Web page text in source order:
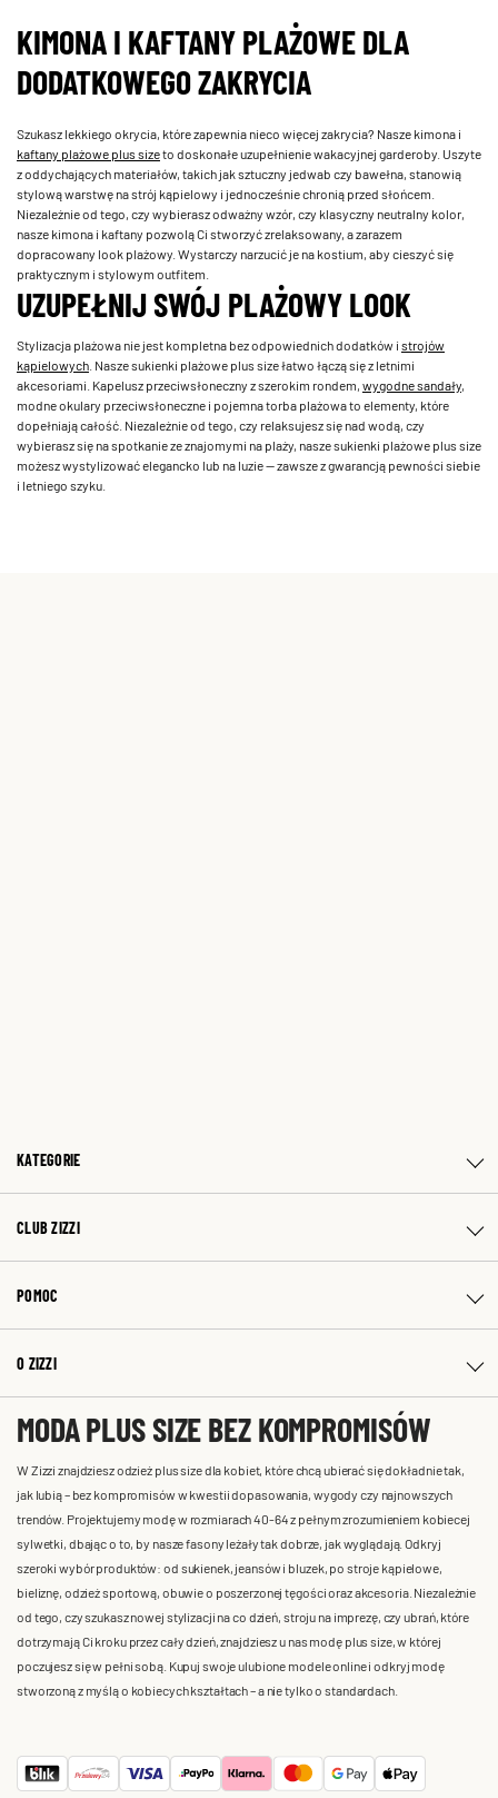
KIMONA I KAFTANY PLAŻOWE DLA
DODATKOWEGO ZAKRYCIA
Szukasz lekkiego okrycia, które zapewnia nieco więcej zakrycia? Nasze kimona i
kaftany plażowe plus sizeto doskonałe uzupełnienie wakacyjnej garderoby. Uszyte
z oddychających materiałów, takich jak sztuczny jedwab czy bawełna, stanowią
stylową warstwę na strój kąpielowy i jednocześnie chronią przed słońcem.
Niezależnie od tego, czy wybierasz odważny wzór, czy klasyczny neutralny kolor,
nasze kimona i kaftany pozwolą Ci stworzyć zrelaksowany, a zarazem
dopracowany look plażowy. Wystarczy narzucić je na kostium, aby cieszyć się
praktycznym i stylowym outfitem.
UZUPEŁNIJ SWÓJ PLAŻOWY LOOK
Stylizacja plażowa nie jest kompletna bez odpowiednich dodatków istrojów
kąpielowych. Nasze sukienki plażowe plus size łatwo łączą się z letnimi
akcesoriami. Kapelusz przeciwsłoneczny z szerokim rondem,wygodne sandały,
modne okulary przeciwsłoneczne i pojemna torba plażowa to elementy, które
dopełniają całość. Niezależnie od tego, czy relaksujesz się nad wodą, czy
wybierasz się na spotkanie ze znajomymi na plaży, nasze sukienki plażowe plus size
możesz wystylizować elegancko lub na luzie — zawsze z gwarancją pewności siebie
i letniego szyku.
KATEGORIE
CLUB ZIZZI
POMOC
O ZIZZI
MODA PLUS SIZE BEZ KOMPROMISÓW
W Zizzi znajdziesz odzież plus size dla kobiet, które chcą ubierać się dokładnie tak,
jak lubią – bez kompromisów w kwestii dopasowania, wygody czy najnowszych
trendów. Projektujemy modę w rozmiarach 40-64 z pełnym zrozumieniem kobiecej
sylwetki, dbając o to, by nasze fasony leżały tak dobrze, jak wyglądają. Odkryj
szeroki wybór produktów: od sukienek, jeansów i bluzek, po stroje kąpielowe,
bieliznę, odzież sportową, obuwie o poszerzonej tęgości oraz akcesoria. Niezależnie
od tego, czy szukasz nowej stylizacji na co dzień, stroju na imprezę, czy ubrań, które
dotrzymają Ci kroku przez cały dzień, znajdziesz u nas modę plus size, w której
poczujesz się w pełni sobą. Kupuj swoje ulubione modele online i odkryj modę
stworzoną z myślą o kobiecych kształtach – a nie tylko o standardach.